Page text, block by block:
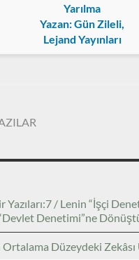
Yarılma
Yazan: Gün Zileli,
Lejand Yayınları
Yazıları:7 / Lenin “İşçi
Denetimi”ne
Düzeydeki